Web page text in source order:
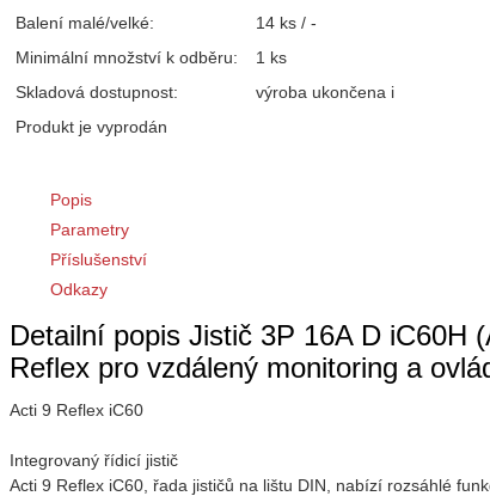
Balení malé/velké:
14 ks / -
Minimální množství k odběru:
1 ks
Skladová dostupnost:
výroba ukončena i
Produkt je vyprodán
Popis
Parametry
Příslušenství
Odkazy
Detailní popis Jistič 3P 16A D iC60H
Reflex pro vzdálený monitoring a
Acti 9 Reflex iC60
Integrovaný řídicí jistič
Acti 9 Reflex iC60, řada jističů na lištu DIN, nabízí rozsáhlé